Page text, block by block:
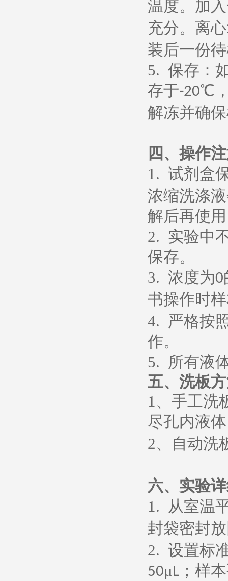
温度。加
充分。离心
装后一份
5. 保存：
存于-20℃
解冻并确
四、操作
1. 试剂盒
浓缩洗涤
解后再使
2. 实验中
保存。
3. 浓度为0
书操作时
4. 严格按
作。
5. 所有液
五、 洗板
1、 手工洗
尽孔内液
2、 自动洗
六、 实验
1. 从室温
封袋密封
2. 设置标
50μL ；样